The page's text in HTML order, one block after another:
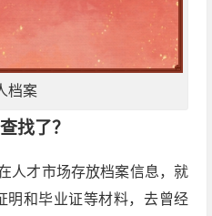
档案
找了？
人才市场存放档案信息，就
明和毕业证等材料，去曾经